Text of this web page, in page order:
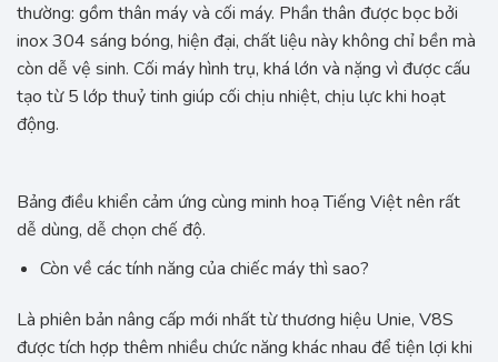
thường: gồm thân máy và cối máy. Phần thân được bọc bởi
inox 304 sáng bóng, hiện đại, chất liệu này không chỉ bền mà
còn dễ vệ sinh. Cối máy hình trụ, khá lớn và nặng vì được cấu
tạo từ 5 lớp thuỷ tinh giúp cối chịu nhiệt, chịu lực khi hoạt
động.
Bảng điều khiển cảm ứng cùng minh hoạ Tiếng Việt nên rất
dễ dùng, dễ chọn chế độ.
Còn về các tính năng của chiếc máy thì sao?
Là phiên bản nâng cấp mới nhất từ thương hiệu Unie, V8S
được tích hợp thêm nhiều chức năng khác nhau để tiện lợi khi